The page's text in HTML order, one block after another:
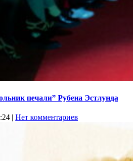
печали” Рубена Эстлунда
| Нет комментариев